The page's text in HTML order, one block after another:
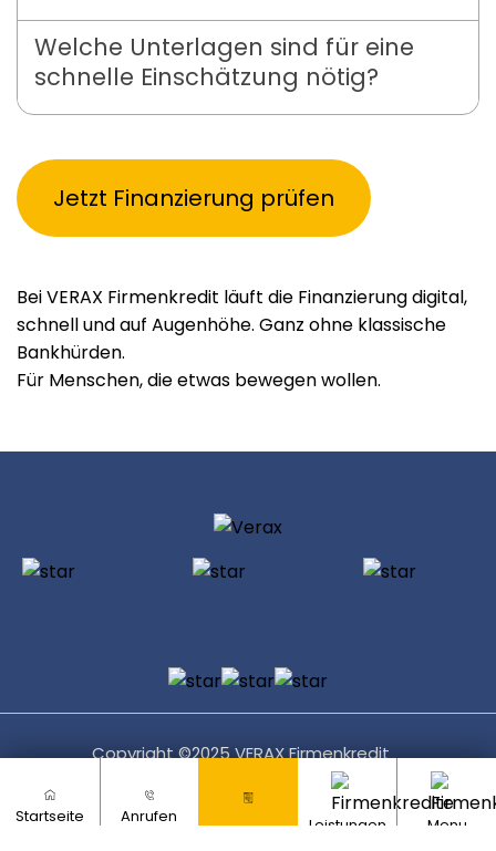
Welche Unterlagen sind für eine
schnelle Einschätzung nötig?
Jetzt Finanzierung prüfen
Bei VERAX Firmenkredit läuft die Finanzierung digital,
schnell und auf Augenhöhe. Ganz ohne klassische
Bankhürden.
Für Menschen, die etwas bewegen wollen.
Copyright ©2025VERAX Firmenkredit
Webdesign mit ♥
Listandsell.de
Startseite Anrufen Leistungen Menu